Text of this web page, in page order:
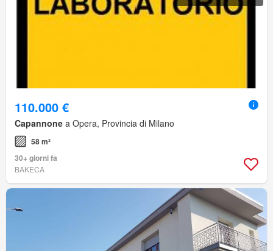
110.000 €
Capannone a Opera, Provincia di Milano
58 m²
30+ giorni fa
BAKECA